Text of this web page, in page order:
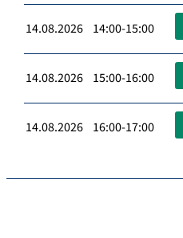
14.08.2026 14:00-15:00
14.08.2026 15:00-16:00
14.08.2026 16:00-17:00